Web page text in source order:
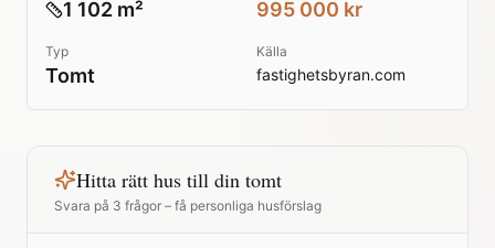
1 102 m² 995 000 kr
Typ
Tomt
Källa
fastighetsbyran.com
Hitta rätt hus till din tomt
Svara på 3 frågor – få personliga husförslag